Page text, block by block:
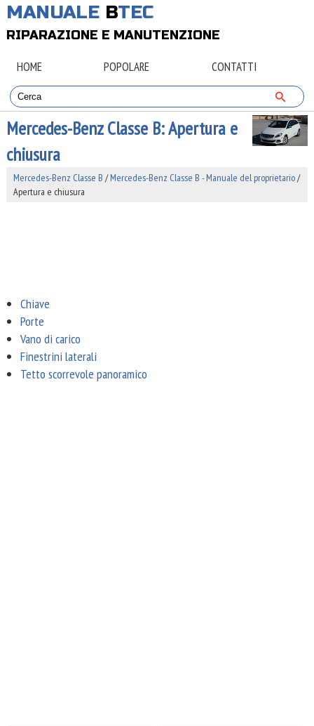
MANUALE BTEC
RIPARAZIONE E MANUTENZIONE
HOME POPOLARE CONTATTI
Mercedes-Benz Classe B: Apertura e
chiusura
Mercedes-Benz Classe B /Mercedes-Benz Classe B - Manuale del proprietario/
Apertura e chiusura
Chiave
Porte
Vano di carico
Finestrini laterali
Tetto scorrevole panoramico